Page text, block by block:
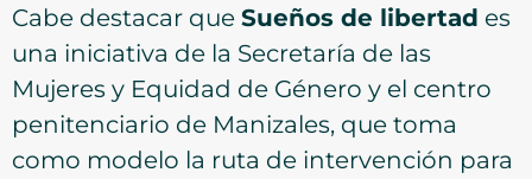
Cabe destacar que Sueños de libertad es
una iniciativa de la Secretaría de las
Mujeres y Equidad de Género y el centro
penitenciario de Manizales, que toma
como modelo la ruta de intervención para